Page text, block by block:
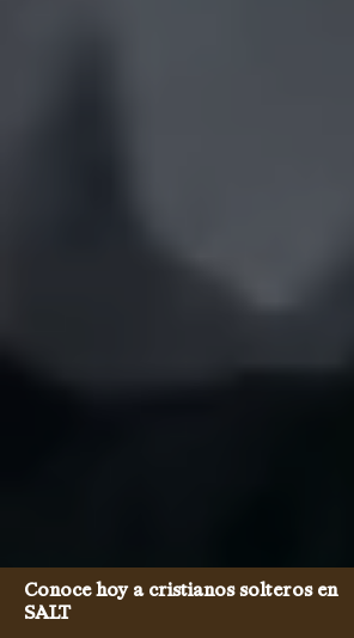
Conoce hoy a cristianos solteros en
SALT